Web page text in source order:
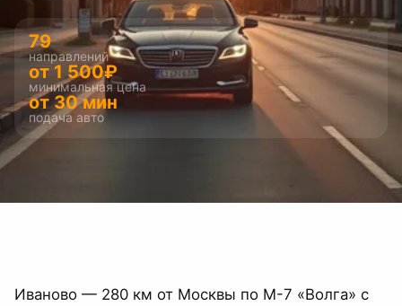
79
направлений
от 1 500₽
минимальная цена
от 30 мин
подача авто
Иваново — 280 км от Москвы по М-7 «Волга» с